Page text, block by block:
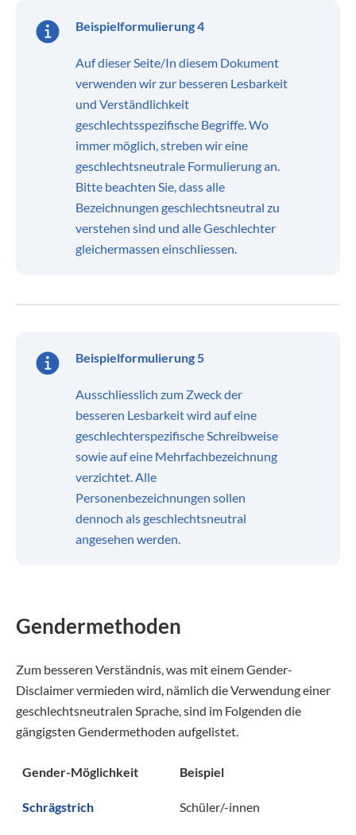
Beispielformulierung 4
Auf dieser Seite/In diesem Dokument
verwenden wir zur besseren Lesbarkeit
und Verständlichkeit
geschlechtsspezifische Begriffe. Wo
immer möglich, streben wir eine
geschlechtsneutrale Formulierung an.
Bitte beachten Sie, dass alle
Bezeichnungen geschlechtsneutral zu
verstehen sind und alle Geschlechter
gleichermassen einschliessen.
Beispielformulierung 5
Ausschliesslich zum Zweck der
besseren Lesbarkeit wird auf eine
geschlechterspezifische Schreibweise
sowie auf eine Mehrfachbezeichnung
verzichtet. Alle
Personenbezeichnungen sollen
dennoch als geschlechtsneutral
angesehen werden.
Gendermethoden
Zum besseren Verständnis, was mit einem Gender-
Disclaimer vermieden wird, nämlich die Verwendung einer
geschlechtsneutralen Sprache, sind im Folgenden die
gängigsten Gendermethoden aufgelistet.
Gender-Möglichkeit Beispiel
Schrägstrich Schüler/-innen